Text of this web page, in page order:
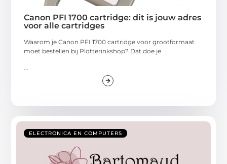
Canon PFI 1700 cartridge: dit is jouw adres
voor alle cartridges
Waarom je Canon PFI 1700 cartridge voor grootformaat
moet bestellen bij Plotterinkshop? Dat doe je
ELECTRONICA EN COMPUTERS